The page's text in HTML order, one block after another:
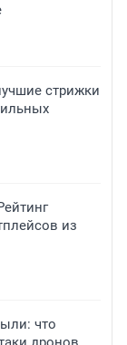
стрижки
из
что